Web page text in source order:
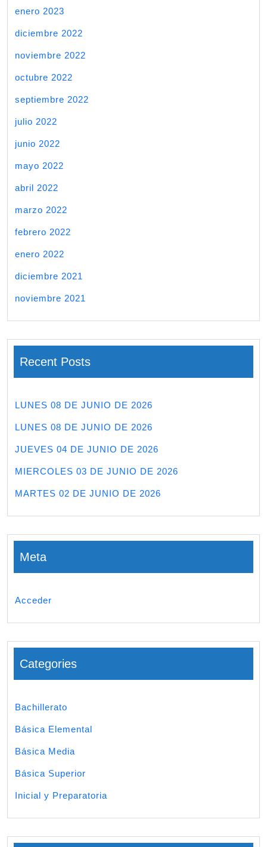
enero 2023
diciembre 2022
noviembre 2022
octubre 2022
septiembre 2022
julio 2022
junio 2022
mayo 2022
abril 2022
marzo 2022
febrero 2022
enero 2022
diciembre 2021
noviembre 2021
Recent Posts
LUNES 08 DE JUNIO DE 2026
LUNES 08 DE JUNIO DE 2026
JUEVES 04 DE JUNIO DE 2026
MIERCOLES 03 DE JUNIO DE 2026
MARTES 02 DE JUNIO DE 2026
Meta
Acceder
Categories
Bachillerato
Básica Elemental
Básica Media
Básica Superior
Inicial y Preparatoria